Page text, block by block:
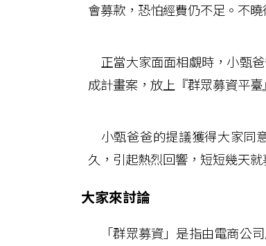
會募款，恐怕經費仍不足。不曉
正當大家面面相覷時，小甄
成計畫案，放上『群眾募資平
小甄爸爸的提議獲得大家同
久，引起熱烈回響，短短幾天
大家來討論
「群眾募資」是指由電商公